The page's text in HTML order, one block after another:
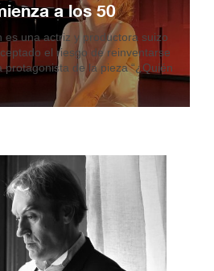
a los 50
es una actriz y productora suizo
el riesgo de reinventarse
protagonista de la pieza “¿Quién